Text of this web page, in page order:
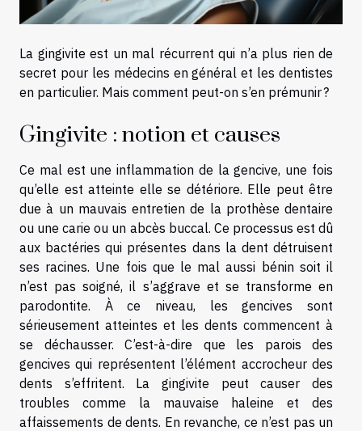
La gingivite est un mal récurrent qui n’a plus rien de
secret pour les médecins en général et les dentistes
en particulier. Mais comment peut-on s’en prémunir ?
Gingivite : notion et causes
Ce mal est une inflammation de la gencive, une fois
qu’elle est atteinte elle se détériore. Elle peut être
due à un mauvais entretien de la prothèse dentaire
ou une carie ou un abcès buccal. Ce processus est dû
aux bactéries qui présentes dans la dent détruisent
ses racines. Une fois que le mal aussi bénin soit il
n’est pas soigné, il s’aggrave et se transforme en
parodontite. À ce niveau, les gencives sont
sérieusement atteintes et les dents commencent à
se déchausser. C’est-à-dire que les parois des
gencives qui représentent l’élément accrocheur des
dents s’effritent. La gingivite peut causer des
troubles comme la mauvaise haleine et des
affaissements de dents. En revanche, ce n’est pas un